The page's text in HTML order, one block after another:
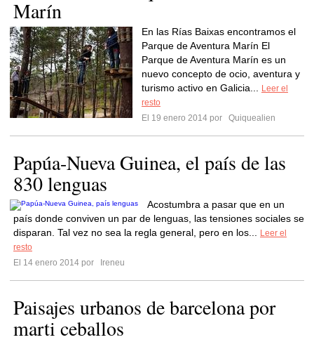
Marín
En las Rías Baixas encontramos el
Parque de Aventura Marín El
Parque de Aventura Marín es un
nuevo concepto de ocio, aventura y
turismo activo en Galicia...
Leer el
resto
El 19 enero 2014 por
Quiquealien
Papúa-Nueva Guinea, el país de las
830 lenguas
Acostumbra a pasar que en un
país donde conviven un par de lenguas, las tensiones sociales se
disparan. Tal vez no sea la regla general, pero en los...
Leer el
resto
El 14 enero 2014 por
Ireneu
Paisajes urbanos de barcelona por
marti ceballos